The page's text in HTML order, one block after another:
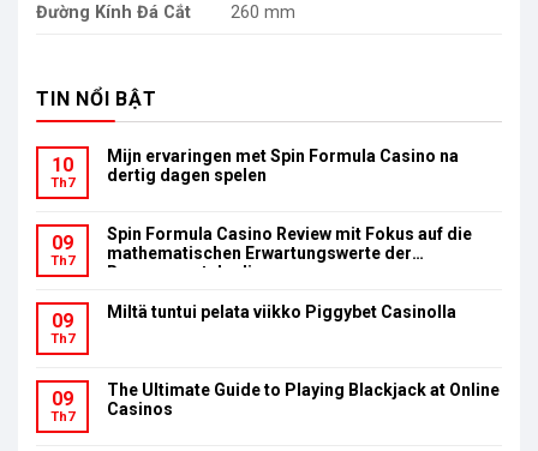
Đường Kính Đá Cắt 260 mm
TIN NỔI BẬT
10
Th7
Mijn ervaringen met Spin Formula Casino na
dertig dagen spelen
09
Th7
Spin Formula Casino Review mit Fokus auf die
mathematischen Erwartungswerte der
Bonusumsatzbedingungen
09
Th7
Miltä tuntui pelata viikko Piggybet Casinolla
09
Th7
The Ultimate Guide to Playing Blackjack at Online
Casinos